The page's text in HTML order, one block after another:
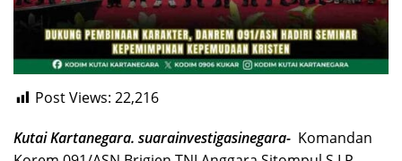
Post Views: 22,216
Kutai Kartanegara. suarainvestigasinegara- Komandan